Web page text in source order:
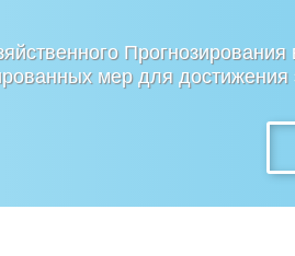
мер для достижения